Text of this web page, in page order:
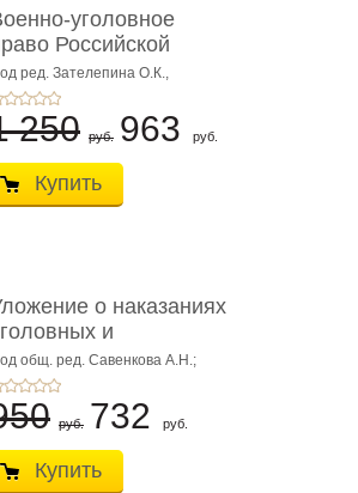
уголовное
Российской
� ...
ред. Зателепина О.К.,
С.Н.
250 руб. 963 руб.
Купить
о наказаниях
и
...
общ. ред. Савенкова А.Н.;
ред. и рук. авт. кол. Чучаев
руб. 732 руб.
Купить